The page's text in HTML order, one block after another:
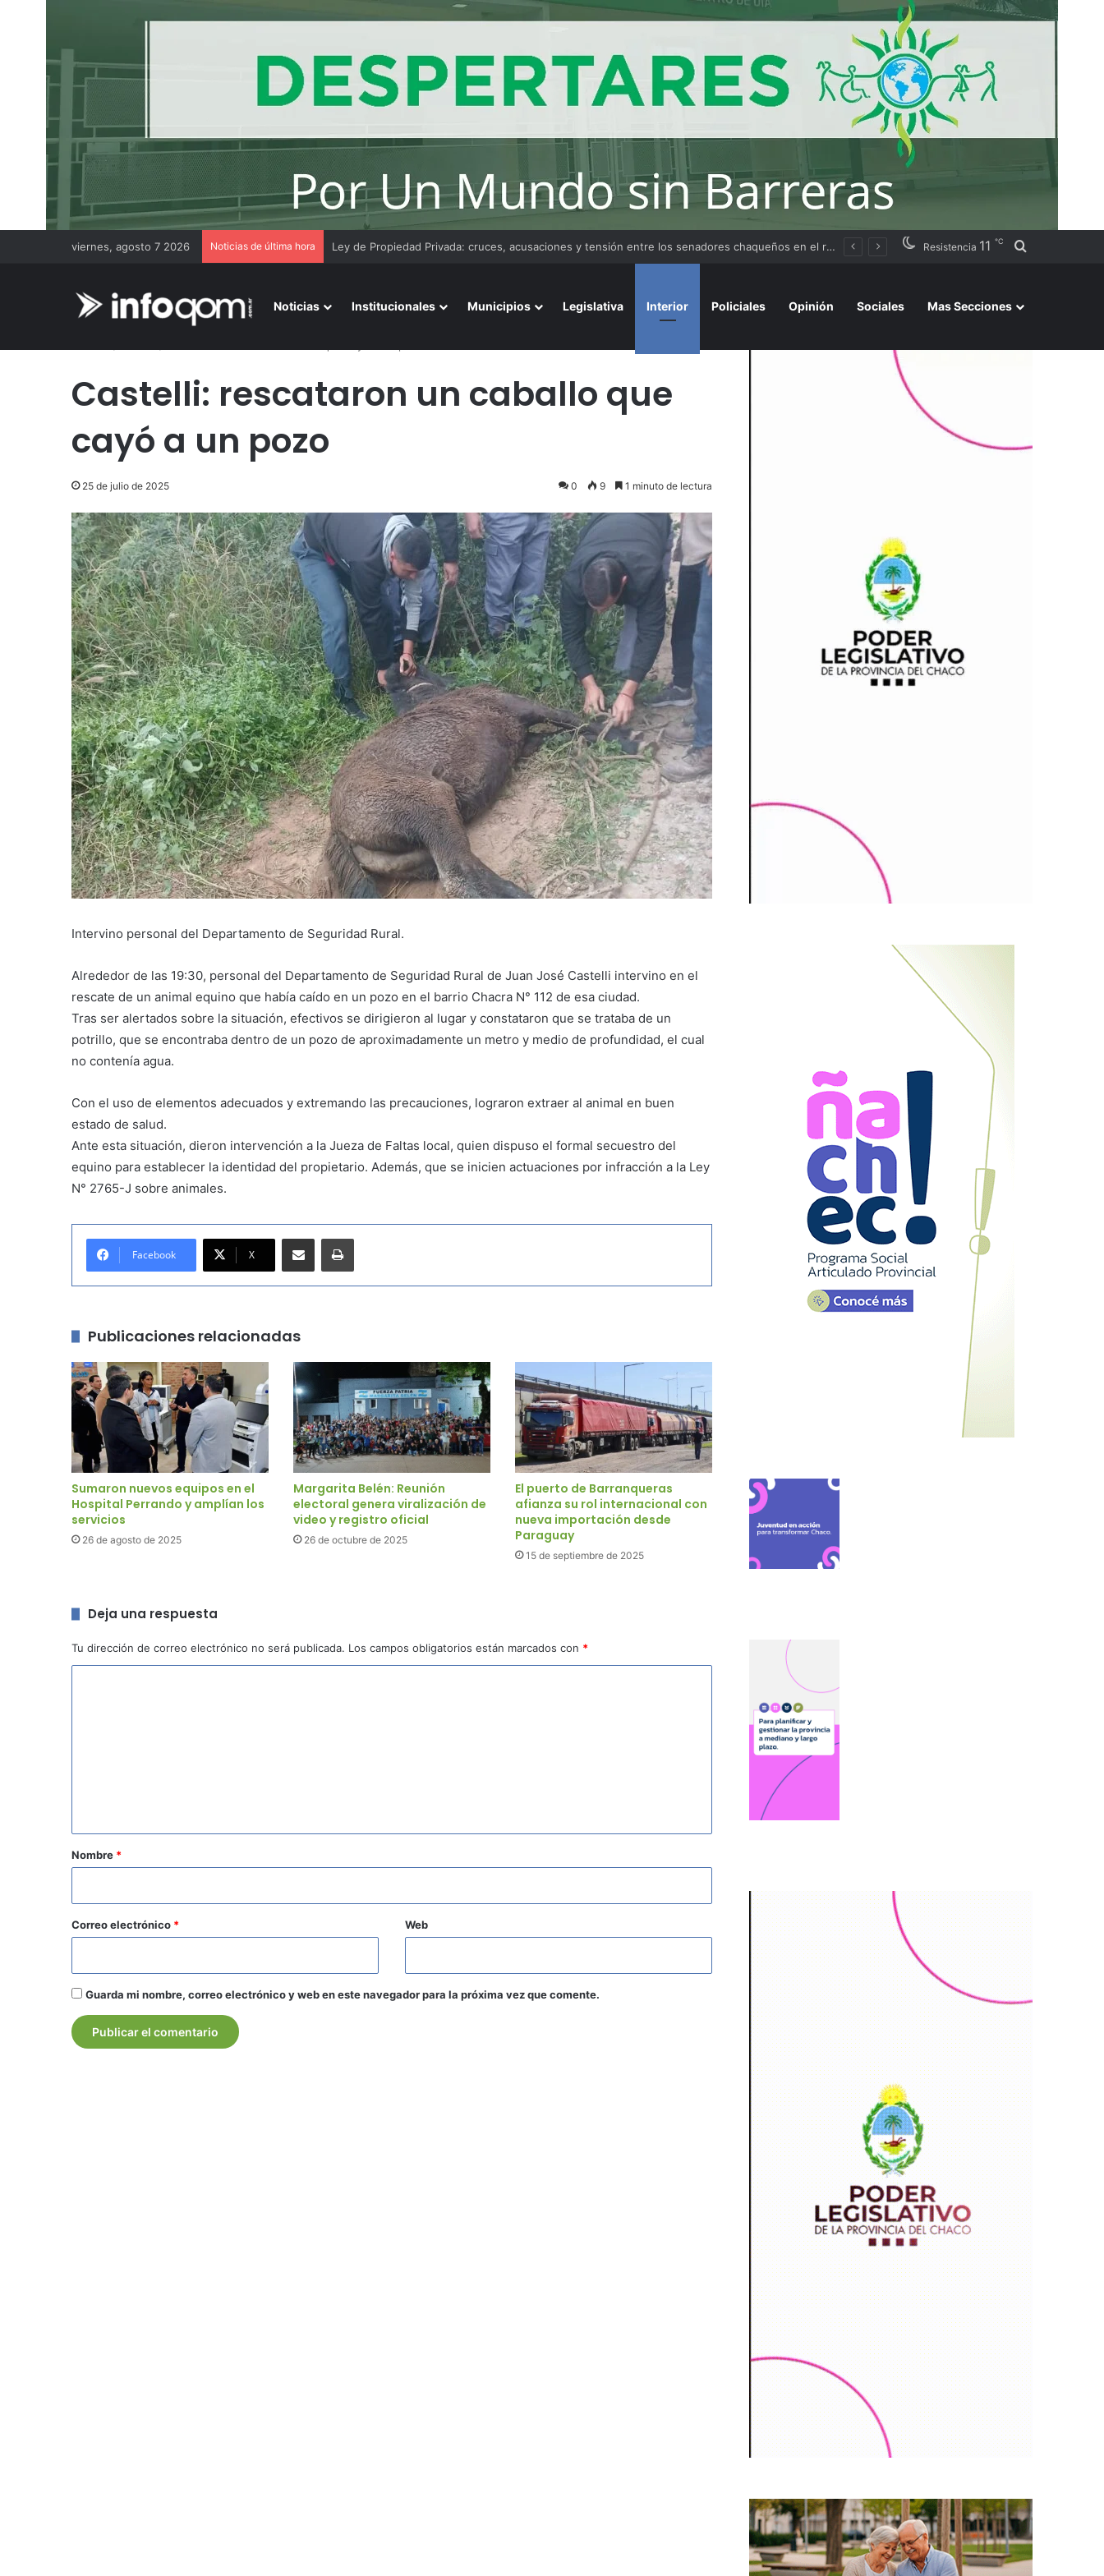
viernes, agosto 7 2026 Noticias de última hora Chaco convoca a emprendedores locales para competir en «Emprendimiento Argentino 2026» Resistencia 11 ℃ Buscar por
Noticias Institucionales Municipios Legislativa Interior Policiales Opinión Sociales Mas Secciones
Castelli: rescataron un caballo que
cayó a un pozo
25 de julio de 2025 0 9 1 minuto de lectura
Intervino personal del Departamento de Seguridad Rural.
Alrededor de las 19:30, personal del Departamento de Seguridad Rural de Juan José Castelli intervino en el
rescate de un animal equino que había caído en un pozo en el barrio Chacra N° 112 de esa ciudad.
Tras ser alertados sobre la situación, efectivos se dirigieron al lugar y constataron que se trataba de un
potrillo, que se encontraba dentro de un pozo de aproximadamente un metro y medio de profundidad, el cual
no contenía agua.
Con el uso de elementos adecuados y extremando las precauciones, lograron extraer al animal en buen
estado de salud.
Ante esta situación, dieron intervención a la Jueza de Faltas local, quien dispuso el formal secuestro del
equino para establecer la identidad del propietario. Además, que se inicien actuaciones por infracción a la Ley
N° 2765-J sobre animales.
Facebook X
Publicaciones relacionadas
Sumaron nuevos equipos en el
Hospital Perrando y amplían los
servicios
26 de agosto de 2025
Margarita Belén: Reunión
electoral genera viralización de
video y registro oficial
26 de octubre de 2025
El puerto de Barranqueras
afianza su rol internacional con
nueva importación desde
Paraguay
15 de septiembre de 2025
Deja una respuesta
Tu dirección de correo electrónico no será publicada. Los campos obligatorios están marcados con *
r
o
*
Nombre *
Correo electrónico * Web
Guarda mi nombre, correo electrónico y web en este navegador para la próxima vez que comente.